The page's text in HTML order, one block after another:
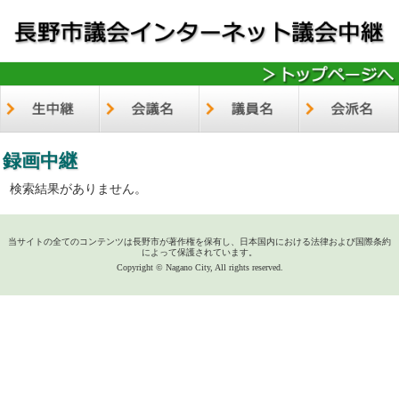
録画中継
検索結果がありません。
当サイトの全てのコンテンツは長野市が著作権を保有し、日本国内における法律および国際条約
によって保護されています。
Copyright © Nagano City, All rights reserved.